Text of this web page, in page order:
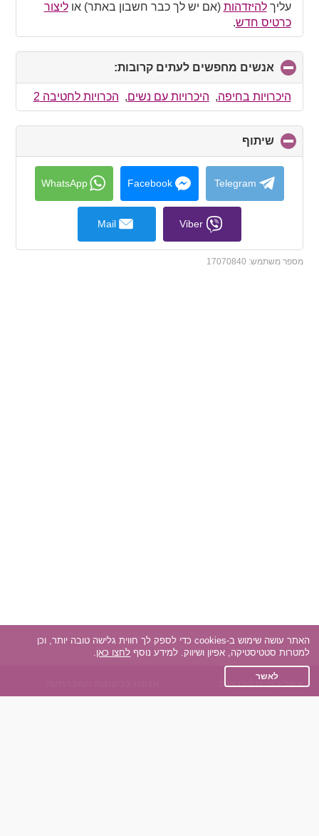
עליךלהיזדהות (אם יש לך כבר חשבון באתר) אוליצור
כרטיס חדש.
אנשים מחפשים לעתים קרובות:
to
collapse
contents
היכרויות בחיפה, היכרויות עם נשים, הכרויות לחטיבה 2
שיתוף
to
collapse
contents
Telegram
Facebook
WhatsApp
Viber
Mail
מספר משתמש: 17070840
אפליקציית הכרויות
האתר עושה שימוש ב-cookies כדי לספק לך חווית גלישה טובה יותר, וכן
למטרות סטטיסטיקה, אפיון ושיווק. למידע נוסף לחצו כאן.
לאשר